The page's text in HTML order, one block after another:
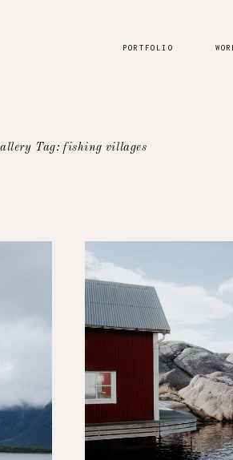
PORTFOLIO
Tag: fishing villages